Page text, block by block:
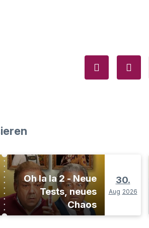
Oh la la 2 - Neue
Tests, neues
Chaos
30.
Aug 2026